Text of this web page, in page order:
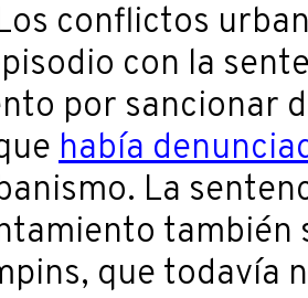
conflictos
con la
por sancionar
había
La
que todavía